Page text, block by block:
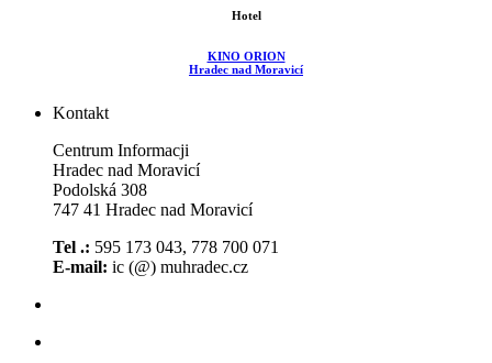
Hotel
KINO ORION
Hradec nad Moravicí
Kontakt
Centrum Informacji
Hradec nad Moravicí
Podolská 308
747 41 Hradec nad Moravicí
Tel .: 595 173 043, 778 700 071
E-mail: ic (@) muhradec.cz